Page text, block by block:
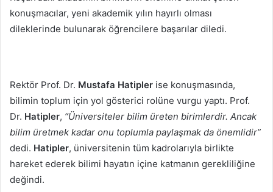
konuşmacılar, yeni akademik yılın hayırlı olması
dileklerinde bulunarak öğrencilere başarılar diledi.
Rektör Prof. Dr. Mustafa Hatipler ise konuşmasında,
bilimin toplum için yol gösterici rolüne vurgu yaptı. Prof.
Dr. Hatipler, “Üniversiteler bilim üreten birimlerdir. Ancak
bilim üretmek kadar onu toplumla paylaşmak da önemlidir”
dedi. Hatipler, üniversitenin tüm kadrolarıyla birlikte
hareket ederek bilimi hayatın içine katmanın gerekliliğine
değindi.